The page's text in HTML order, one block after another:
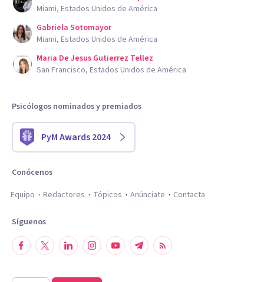
Miami, Estados Unidos de América
Gabriela Sotomayor
Miami, Estados Unidos de América
Maria De Jesus Gutierrez Tellez
San Francisco, Estados Unidos de América
Psicólogos nominados y premiados
PyM Awards 2024
Conócenos
Equipo
Redactores Tópicos Anúnciate Contacta
Síguenos